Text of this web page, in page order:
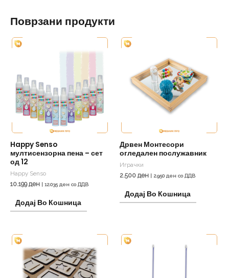
Поврзани продукти
Happy Senso
мултисензорна пена – сет
од 12
Happy Senso
10.199ден 12.035ден со ДДВ
Додај Во Кошница
Дрвен Монтесори
огледален послужавник
Играчки
2.500 ден 2.950ден со ДДВ
Додај Во Кошница
product